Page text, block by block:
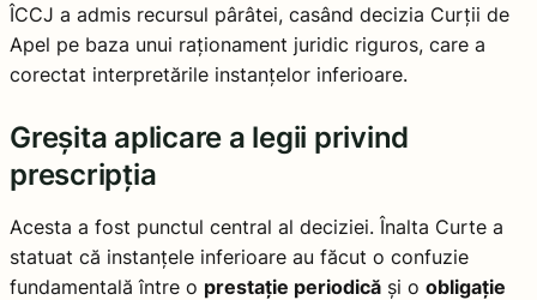
ÎCCJ a admis recursul pârâtei, casând decizia Curții de
Apel pe baza unui raționament juridic riguros, care a
corectat interpretările instanțelor inferioare.
Greșita aplicare a legii privind
prescripția
Acesta a fost punctul central al deciziei. Înalta Curte a
statuat că instanțele inferioare au făcut o confuzie
fundamentală între o prestație periodică și o obligație